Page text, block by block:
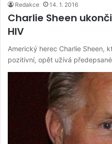
Redakce 14. 1. 2016
Charlie Sheen
HIV
Americký herec Charlie Sheen,
pozitivní, opět užívá